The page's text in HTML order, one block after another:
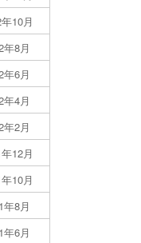
10月
年8月
年6月
年4月
年2月
12月
10月
年8月
年6月